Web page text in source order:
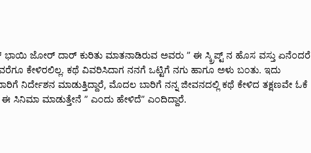
ಜೋರ್ ದಾರ್ ಕುರಿತು ಮಾತನಾಡಿರುವ ಅವರು ” ಈ ಸ್ಕ್ರಿಪ್ಟ್ ನ ಹೊಸ ವಸ್ತು ಏನೆಂದರೆ
ಕೇಳಿರಲಿಲ್ಲ. ಕಥೆ ವಿವರಿಸಿದಾಗ ನನಗೆ ಒಟ್ಟಿಗೆ ನಗು ಹಾಗೂ ಅಳು ಬಂತು. ಇದು
ನಿರ್ದೇಶನ ಮಾಡುತ್ತಿದ್ದಾರೆ, ಮೊದಲ ಬಾರಿಗೆ ನನ್ನ ಜೀವನದಲ್ಲಿ ಕಥೆ ಕೇಳಿದ ತಕ್ಷಣವೇ ಓಕೆ
ಈ ಸಿನಿಮಾ ಮಾಡುತ್ತೇನೆ ” ಎಂದು ಹೇಳಿದೆ” ಎಂದಿದ್ದಾರೆ.